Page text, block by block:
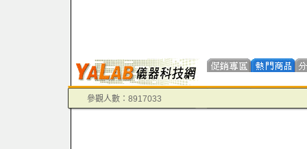
參觀人數：8917033